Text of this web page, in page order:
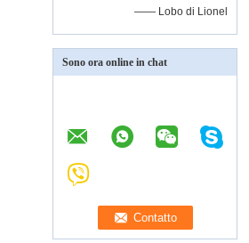
—— Lobo di Lionel
Sono ora online in chat